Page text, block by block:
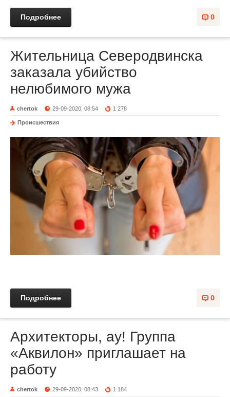
0
Подробнее
Жительница Северодвинска
заказала убийство
нелюбимого мужа
chertok 29-09-2020, 08:54 1 278
Происшествия
0
Подробнее
Архитекторы, ау! Группа
«Аквилон» приглашает на
работу
chertok 29-09-2020, 08:43 1 184